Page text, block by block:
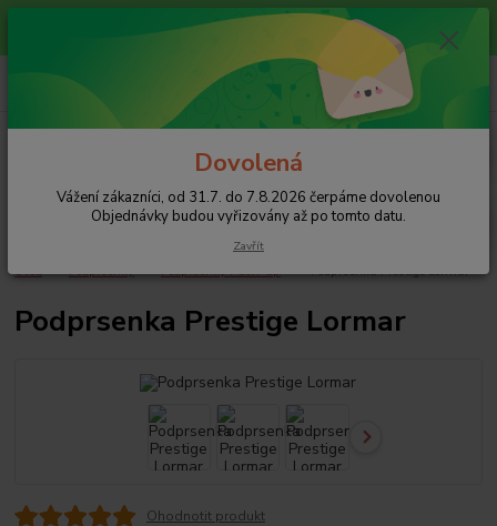
Vážení zákazníci, od 31.7. do 7.8.2026 čerpáme dovolenou
Objednávky budou vyřizovány až po tomto datu.
+420 608 754 282
pište email, pokud nezvedám tel.
Úvod Podprsenky Podprsenky Push-up Podprsenka Prestige Lormar
Podprsenka Prestige Lormar
Ohodnotit produkt
Dovolená
Vážení zákazníci, od 31.7. do 7.8.2026 čerpáme dovolenou
Objednávky budou vyřizovány až po tomto datu.
Zavřít